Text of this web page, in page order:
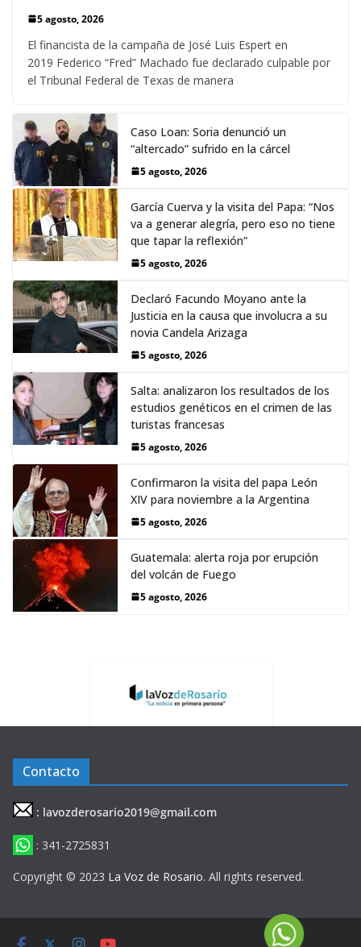
5 agosto, 2026
El financista de la campaña de José Luis Espert en
2019 Federico “Fred” Machado fue declarado culpable por
el Tribunal Federal de Texas de manera
Caso Loan: Soria denunció un
“altercado” sufrido en la cárcel
5 agosto, 2026
García Cuerva y la visita del Papa: “Nos
va a generar alegría, pero eso no tiene
que tapar la reflexión”
5 agosto, 2026
Declaró Facundo Moyano ante la
Justicia en la causa que involucra a su
novia Candela Arizaga
5 agosto, 2026
Salta: analizaron los resultados de los
estudios genéticos en el crimen de las
turistas francesas
5 agosto, 2026
Confirmaron la visita del papa León
XIV para noviembre a la Argentina
5 agosto, 2026
Guatemala: alerta roja por erupción
del volcán de Fuego
5 agosto, 2026
Contacto
: lavozderosario2019@gmail.com
: 341-2725831
Copyright © 2023 La Voz de Rosario. All rights reserved.